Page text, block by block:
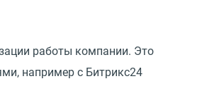
работы компании. Это
например с Битрикс24